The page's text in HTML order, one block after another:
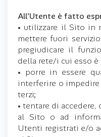
All'Utente è fatto
• utilizzare il Sito in
mettere fuori
pregiudicare il
della rete/i cui esso è
• porre in essere
interferire o
terzi;
• tentare di
al Sito o ad
Utenti registrati e/o